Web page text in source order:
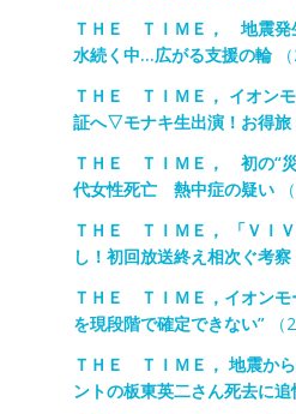
ＴＨＥ ＴＩＭＥ， 地震発
水続く中…広がる支援の輪（
ＴＨＥ ＴＩＭＥ， イオン
証へ▽モナキ生出演！お得旅
ＴＨＥ ＴＩＭＥ， 初の“
代女性死亡 熱中症の疑い（
ＴＨＥ ＴＩＭＥ， 「ＶＩ
し！初回放送終え相次ぐ考察
ＴＨＥ ＴＩＭＥ，イオンモ
を現段階で確定できない”（
ＴＨＥ ＴＩＭＥ， 地震か
ントの板東英二さん死去に追